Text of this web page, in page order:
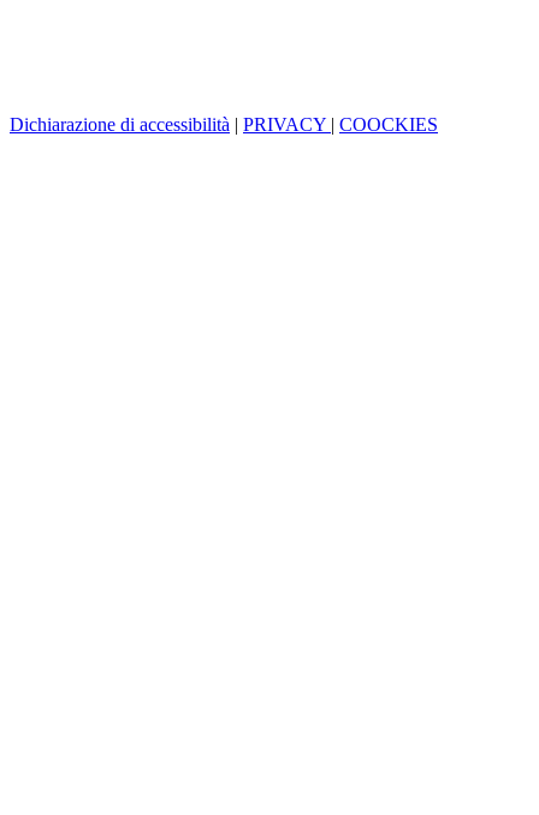
Dichiarazione di accessibilità | PRIVACY | COOCKIES